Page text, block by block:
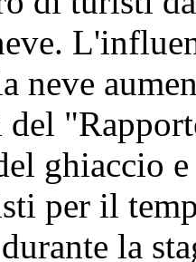
neve
del
ghiaccio
per il
la